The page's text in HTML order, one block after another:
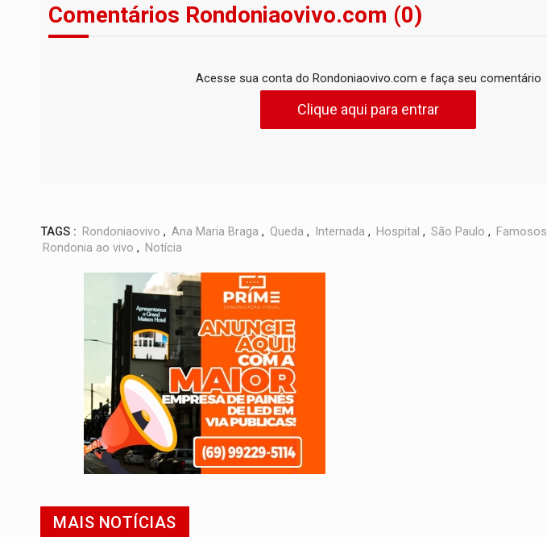
Comentários Rondoniaovivo.com (0)
Acesse sua conta do Rondoniaovivo.com e faça seu comentário
Clique aqui para entrar
TAGS : Rondoniaovivo , Ana Maria Braga , Queda , Internada , Hospital , São Paulo , Famosos
Rondonia ao vivo , Notícia
MAIS NOTÍCIAS